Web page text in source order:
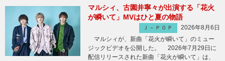
マルシィ、古園井寧々が出演する「花火
が瞬いて」MVはひと夏の物語
Ｊ－ＰＯＰ
2026年8月6日
マルシィが、新曲「花火が瞬いて」のミュー
ジックビデオを公開した。 2026年7月29日に
配信リリースされた新曲「花火が瞬いて」は、